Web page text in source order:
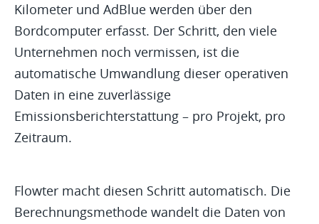
Kilometer und AdBlue werden über den
Bordcomputer erfasst. Der Schritt, den viele
Unternehmen noch vermissen, ist die
automatische Umwandlung dieser operativen
Daten in eine zuverlässige
Emissionsberichterstattung – pro Projekt, pro
Zeitraum.
Flowter macht diesen Schritt automatisch. Die
Berechnungsmethode wandelt die Daten von